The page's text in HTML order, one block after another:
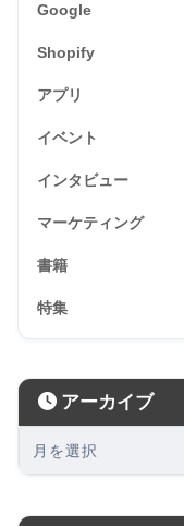
Google
Shopify
アプリ
イベント
インタビュー
マーケティング
書籍
特集
アーカイブ